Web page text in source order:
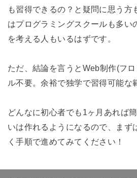
も習得できるの？と疑問に思う方
はプログラミングスクールも多い
を考える人もいるはずです。
ただ、結論を言うとWeb制作(フ
ル不要。余裕で独学で習得可能な
どんなに初心者でも1ヶ月あれば
いは作れるようになるので、まず
く手順で進めてみてください！